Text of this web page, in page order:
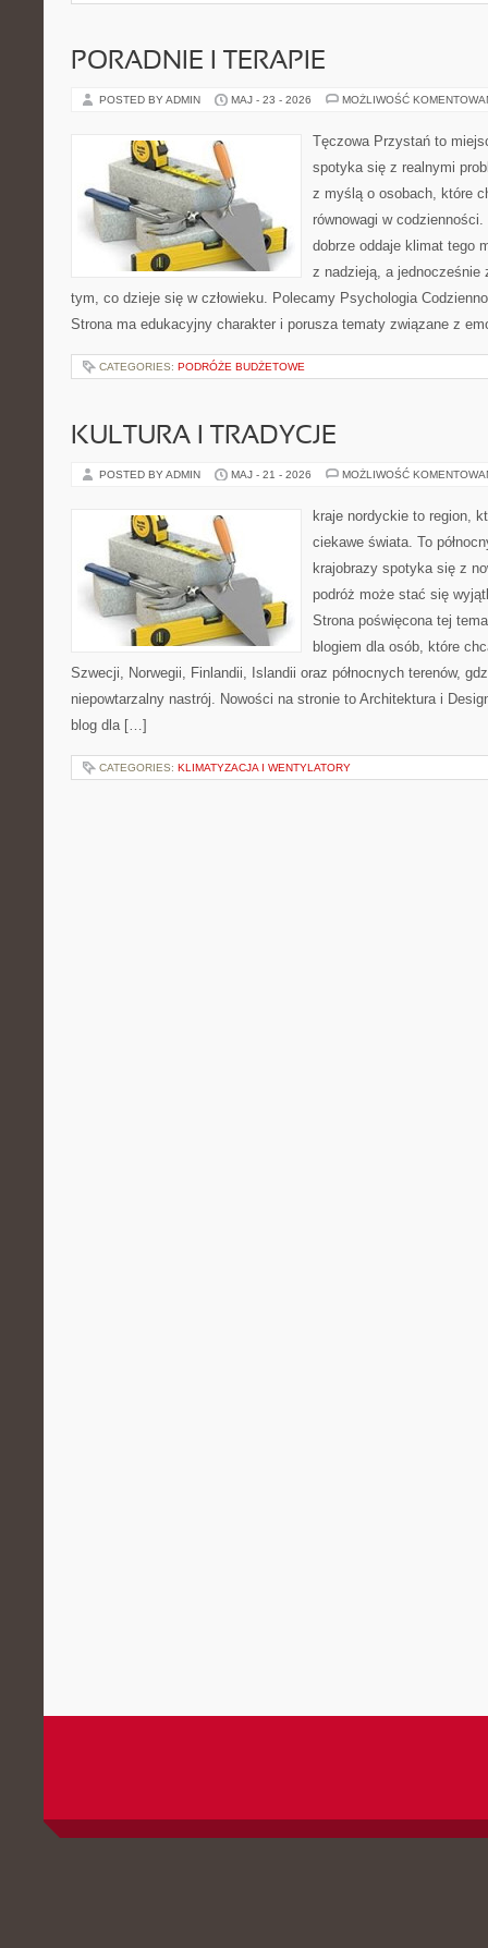
PORADNIE I TERAPIE
POSTED BY ADMIN MAJ - 23 - 2026 MOŻLIWOŚĆ
Tęczowa Przystań to
spotyka się z realnymi
z myślą o osobach, które
równowagi w
dobrze oddaje klimat tego
z nadzieją, a jednocześnie
tym, co dzieje się w człowieku. Polecamy Psychologia
Strona ma edukacyjny charakter i porusza tematy związane z
CATEGORIES: PODRÓŻE BUDŻETOWE
KULTURA I TRADYCJE
POSTED BY ADMIN MAJ - 21 - 2026 MOŻLIWOŚĆ
kraje nordyckie to region,
ciekawe świata. To
krajobrazy spotyka się z
podróż może stać się
Strona poświęcona tej
blogiem dla osób, które
Szwecji, Norwegii, Finlandii, Islandii oraz północnych terenów,
niepowtarzalny nastrój. Nowości na stronie to Architektura i
blog dla […]
CATEGORIES: KLIMATYZACJA I WENTYLATORY